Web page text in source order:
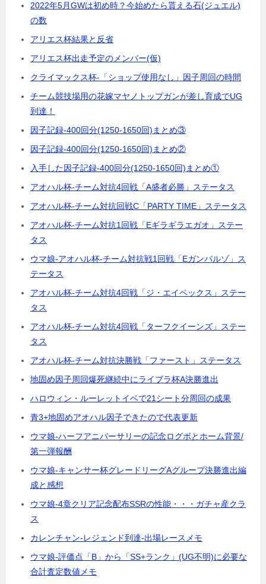
2022年5月GWは初め時？今始めたら貰える石(ジュエル)
の数
アリエス杯結果と反省
アリエス杯出走予定のメンバー(仮)
クライマックス杯-「ショップ使用なし」因子周回の時間
チーム競技場用の花嫁マヤノトップガンが差し育成でUG
到達！
因子記録-400回分(1250-1650回)まとめ③
因子記録-400回分(1250-1650回)まとめ②
入手した因子記録-400回分(1250-1650回)まとめ①
アオハル杯-チーム対抗4回戦「A盛者必勝」ステータス
アオハル杯-チーム対抗回戦C「PARTY TIME」ステータス
アオハル杯-チーム対抗1回戦「Eギラギラエガオ」ステー
タス
ウマ娘-アオハル杯-チーム対抗戦1回戦「Eガンバルゾ」ス
テータス
アオハル杯-チーム対抗4回戦「ジ・エイペックス」ステー
タス
アオハル杯-チーム対抗4回戦「ターフクイーンズ」ステー
タス
アオハル杯-チーム対抗決勝戦「ファースト」ステータス
地固め因子周回爆死継続中にライブラ杯A決勝進出
ハロウィン・ルーレットイベで21シート分周回の成果
青3+地固めアオハル因子できたので代表更新
ウマ娘-ハーフアニバーサリーの記念ログボとホーム背景/
第一弾報酬
ウマ娘-キャンサー杯グレードリーグAグループ決勝進出編
成と感想
ウマ娘-4章クリア記念配布SSRの性能・・・ガチャ産クラ
ス
カレンチャン-レジェンド到達-出場レースメモ
ウマ娘-評価点「B」から「SS+ランク」(UG不明)に必要な
合計査定数値メモ